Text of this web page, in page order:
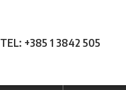
TEL: +385 1 3842 505